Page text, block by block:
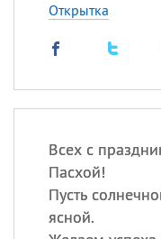
Открытка
Всех с
Пасхой!
Пусть
ясной.